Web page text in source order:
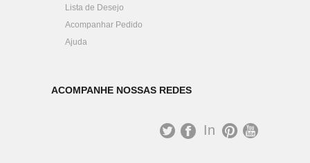
Lista de Desejo
Acompanhar Pedido
Ajuda
ACOMPANHE NOSSAS REDES
In